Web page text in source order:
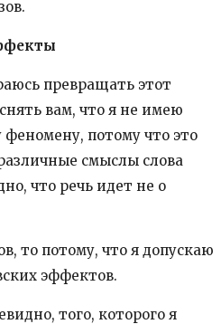
превращать этот
вам, что я не имею
потому что это
смыслы слова
что речь идет не о
то потому, что я допускаю
эффектов.
того, которого я